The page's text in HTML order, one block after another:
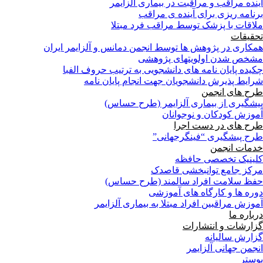
آینده مراقب و مراقبت در بیماری آلزایمر
برنامه ریزی برای آینده ی مراقب
ملاقات با پزشک توسط مراقب فرد مبتلا
تحقیقات
همکاری در پژوهش ها توسط انجمن دمانس و آلزایمر ایران
مشخص شدن اولویتهای پژوهشی
چکیده پایان نامه های دانشجویی به ترتیب حروف الفبا
شرایط پذیرش دانشجویان جهت انجام پایان نامه
طرح های انجمن
پیشگیری از بیماری آلزایمر (طرح حساس)
آموزش کودکان و نوجوانان
طرح های در دست اجرا
طرح پبشگیری “فینگرجهانی”
خدمات انجمن
کلینیک تخصصی حافظه
مرکز جامع توانبخشی قاصدک
حفظ سلامت افراد سالمند (طرح حساس)
دوره ها و کارگاه های آموزشی
آموزش مراقبین افراد مبتلا به بیماری آلزایمر
درباره ما
گزارشات و انتشارات
گزارش سالیانه
انجمن جهانی آلزایمر
پوستر